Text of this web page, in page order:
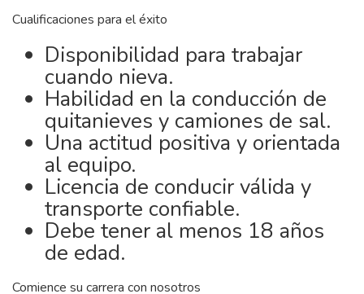
Cualificaciones para el éxito
Disponibilidad para trabajar
cuando nieva.
Habilidad en la conducción de
quitanieves y camiones de sal.
Una actitud positiva y orientada
al equipo.
Licencia de conducir válida y
transporte confiable.
Debe tener al menos 18 años
de edad.
Comience su carrera con nosotros